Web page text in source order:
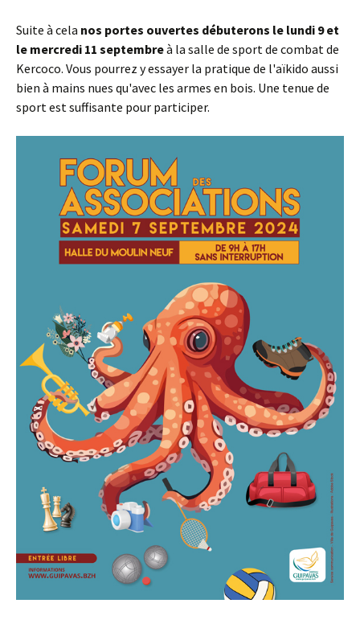
Suite à cela nos portes ouvertes débuterons le lundi 9 et
le mercredi 11 septembreà la salle de sport de combat de
Kercoco. Vous pourrez y essayer la pratique de l'aïkido aussi
bien à mains nues qu'avec les armes en bois. Une tenue de
sport est suffisante pour participer.